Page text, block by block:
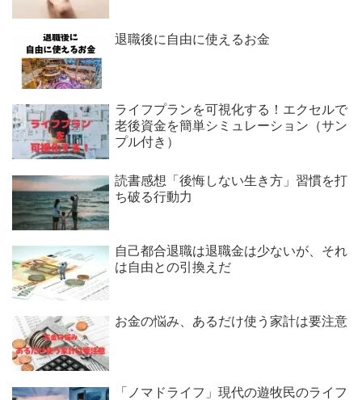
退職後に自由に使えるお金
ライフプランを可視化する！エクセルで
老後資金を簡単シミュレーション（サン
プル付き）
読書感想「後悔しない生き方」習慣を打
ち破る行動力
自己都合退職は退職金は少ないが、それ
は自由との引換えだ
お金の悩み、あるだけ使う家計は要注意
「ノマドライフ」現代の遊牧民のライフ